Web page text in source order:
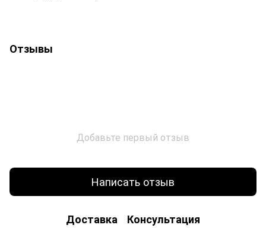
Отзывы
Добавьте первый отзыв
Написать отзыв
Доставка Консультация